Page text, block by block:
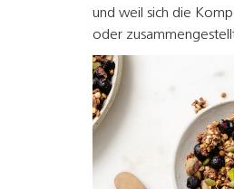
und weil sich die
oder